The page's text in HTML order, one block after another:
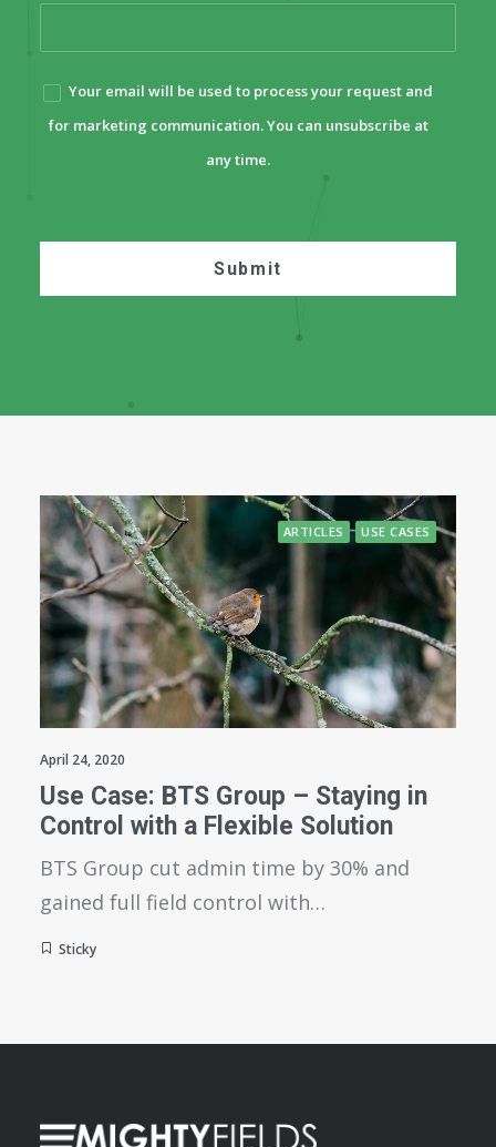
Your email will be used to process your request and
for marketing communication. You can unsubscribe at
any time.
ARTICLES USE CASES
April 24, 2020
Use Case: BTS Group – Staying in
Control with a Flexible Solution
BTS Group cut admin time by 30% and
gained full field control with…
Sticky